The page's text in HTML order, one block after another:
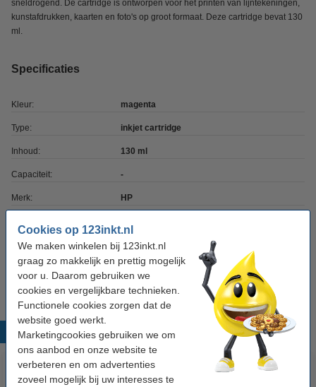
Cookies op 123inkt.nl
We maken winkelen bij 123inkt.nl
graag zo makkelijk en prettig mogelijk
voor u. Daarom gebruiken we
cookies en vergelijkbare technieken.
Functionele cookies zorgen dat de
website goed werkt.
Marketingcookies gebruiken we om
ons aanbod en onze website te
verbeteren en om advertenties
zoveel mogelijk bij uw interesses te
sneldrogend. De cartridge is ontworpen voor het printen van lijntekeningen,
kunstafdrukken, kaarten en foto's op groot formaat. Deze cartridge bevat 130
ml.
Specificaties
Kleur: magenta
Type: inkjet cartridge
Inhoud: 130 ml
Capaciteit: -
Merk: HP
Ons artikelnr: 055086
Nummer: F9J95A
Populaire producten